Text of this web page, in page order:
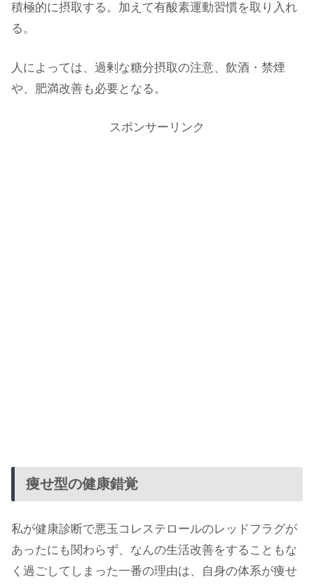
積極的に摂取する。加えて有酸素運動習慣を取り入れ
る。
人によっては、過剰な糖分摂取の注意、飲酒・禁煙
や、肥満改善も必要となる。
スポンサーリンク
痩せ型の健康錯覚
私が健康診断で悪玉コレステロールのレッドフラグが
あったにも関わらず、なんの生活改善をすることもな
く過ごしてしまった一番の理由は、自身の体系が痩せ